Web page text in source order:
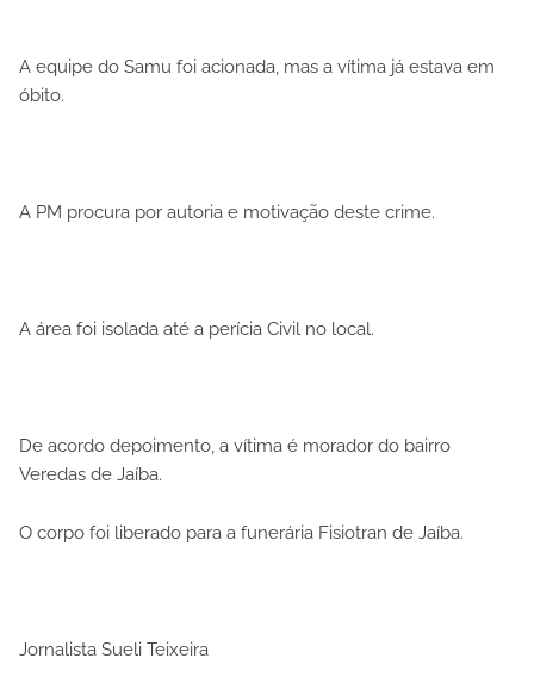
A equipe do Samu foi acionada, mas a vítima já estava em
óbito.
A PM procura por autoria e motivação deste crime.
A área foi isolada até a perícia Civil no local.
De acordo depoimento, a vítima é morador do bairro
Veredas de Jaíba.
O corpo foi liberado para a funerária Fisiotran de Jaíba.
Jornalista Sueli Teixeira